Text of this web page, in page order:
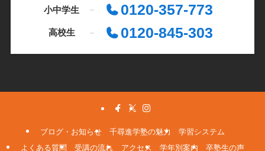
小中学生 0120-357-773
高校生 0120-845-303
ブログ・お知らせ 千尋進学塾の魅力
学習システム
よくある質問
受講の流れ アクセス 学年別案内 卒塾生の声